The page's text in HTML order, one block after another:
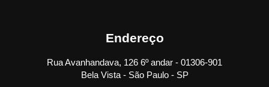
Endereço
Rua Avanhandava, 126 6º andar - 01306-901
Bela Vista - São Paulo - SP